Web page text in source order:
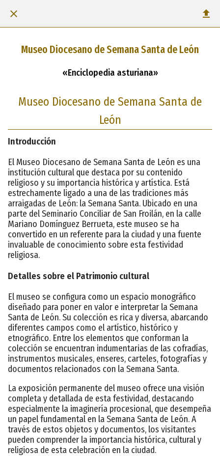
Museo Diocesano de Semana Santa de León
«Enciclopedia asturiana»
Museo Diocesano de Semana Santa de
León
Introducción
El Museo Diocesano de Semana Santa de León es una
institución cultural que destaca por su contenido
religioso y su importancia histórica y artística. Está
estrechamente ligado a una de las tradiciones más
arraigadas de León: la Semana Santa. Ubicado en una
parte del Seminario Conciliar de San Froilán, en la calle
Mariano Domínguez Berrueta, este museo se ha
convertido en un referente para la ciudad y una fuente
invaluable de conocimiento sobre esta festividad
religiosa.
Detalles sobre el Patrimonio cultural
El museo se configura como un espacio monográfico
diseñado para poner en valor e interpretar la Semana
Santa de León. Su colección es rica y diversa, abarcando
diferentes campos como el artístico, histórico y
etnográfico. Entre los elementos que conforman la
colección se encuentran indumentarias de las cofradías,
instrumentos musicales, enseres, carteles, fotografías y
documentos relacionados con la Semana Santa.
La exposición permanente del museo ofrece una visión
completa y detallada de esta festividad, destacando
especialmente la imaginería procesional, que desempeña
un papel fundamental en la Semana Santa de León. A
través de estos objetos y documentos, los visitantes
pueden comprender la importancia histórica, cultural y
religiosa de esta celebración en la ciudad.